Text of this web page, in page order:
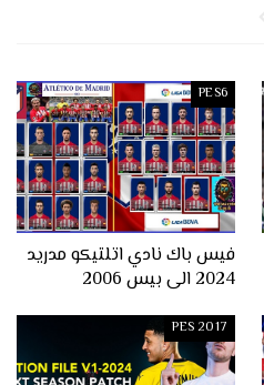
PES6
فيس باك نادي اتلتيكو مدريد
2024 الى بيس 2006
PES 2017